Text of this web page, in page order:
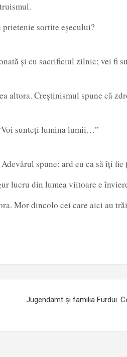
sortite eșecului?
și cu sacrificiul zilnic; vei fi
altora. Creștinismul spune că
sunteți lumina lumii…”
spune: ard eu ca să îți fie
lucru din lumea viitoare e
Mor dincolo cei care aici au
Jugendamt și familia Furdui.